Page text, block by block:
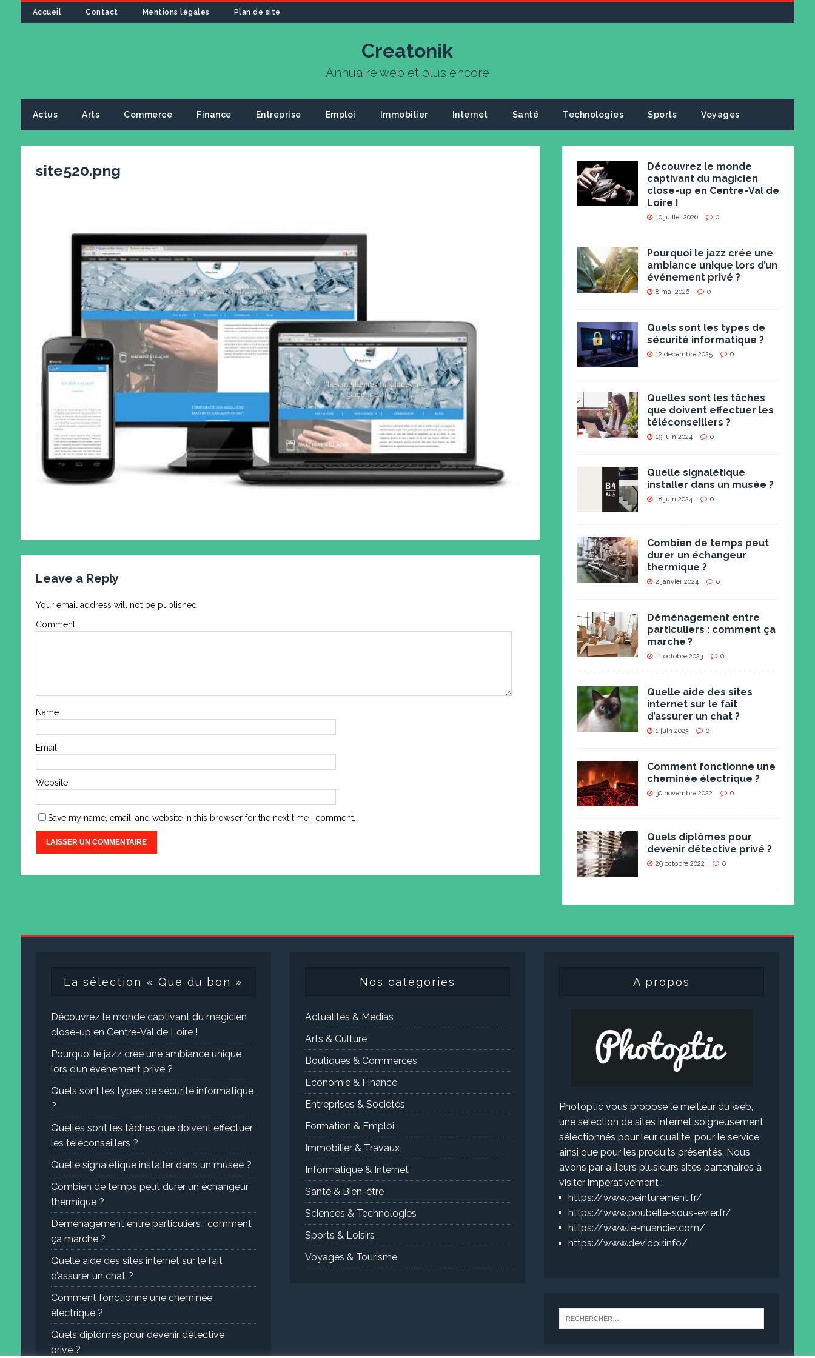
Accueil Contact Mentions légales Plan de site
Creatonik
Annuaire web et plus encore
Actus Arts Commerce Finance Entreprise Emploi Immobilier Internet Santé Technologies Sports Voyages
site520.png
Leave a Reply
Your email address will not be published.
Comment
Name
Email
Website
Save my name, email, and website in this browser for the next time I comment.
Découvrez le monde
captivant du magicien
close-up en Centre-Val de
Loire !
10 juillet 2026 0
Pourquoi le jazz crée une
ambiance unique lors d’un
événement privé ?
8 mai 2026 0
Quels sont les types de
sécurité informatique ?
12 décembre 2025 0
Quelles sont les tâches
que doivent effectuer les
téléconseillers ?
19 juin 2024 0
Quelle signalétique
installer dans un musée ?
18 juin 2024 0
Combien de temps peut
durer un échangeur
thermique ?
2 janvier 2024 0
Déménagement entre
particuliers : comment ça
marche ?
11 octobre 2023 0
Quelle aide des sites
internet sur le fait
d’assurer un chat ?
1 juin 2023 0
Comment fonctionne une
cheminée électrique ?
30 novembre 2022 0
Quels diplômes pour
devenir détective privé ?
29 octobre 2022 0
La sélection « Que du bon »
Découvrez le monde captivant du magicien
close-up en Centre-Val de Loire !
Pourquoi le jazz crée une ambiance unique
lors d’un événement privé ?
Quels sont les types de sécurité informatique
?
Quelles sont les tâches que doivent effectuer
les téléconseillers ?
Quelle signalétique installer dans un musée ?
Combien de temps peut durer un échangeur
thermique ?
Déménagement entre particuliers : comment
ça marche ?
Quelle aide des sites internet sur le fait
d’assurer un chat ?
Comment fonctionne une cheminée
électrique ?
Quels diplômes pour devenir détective
privé ?
Nos catégories
Actualités & Medias
Arts & Culture
Boutiques & Commerces
Economie & Finance
Entreprises & Sociétés
Formation & Emploi
Immobilier & Travaux
Informatique & Internet
Santé & Bien-être
Sciences & Technologies
Sports & Loisirs
Voyages & Tourisme
A propos
Photoptic vous propose le meilleur du web,
une sélection de sites internet soigneusement
sélectionnés pour leur qualité, pour le service
ainsi que pour les produits présentés. Nous
avons par ailleurs plusieurs sites partenaires à
visiter impérativement :
https://www.peinturement.fr/
https://www.poubelle-sous-evier.fr/
https://www.le-nuancier.com/
https://www.devidoir.info/